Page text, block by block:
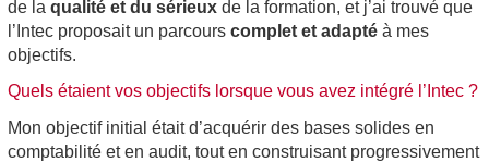
de la qualité et du sérieux de la formation, et j’ai trouvé que
l’Intec proposait un parcours complet et adaptéà mes
objectifs.
Quels étaient vos objectifs lorsque vous avez intégré l’Intec ?
Mon objectif initial était d’acquérir des bases solides en
comptabilité et en audit, tout en construisant progressivement